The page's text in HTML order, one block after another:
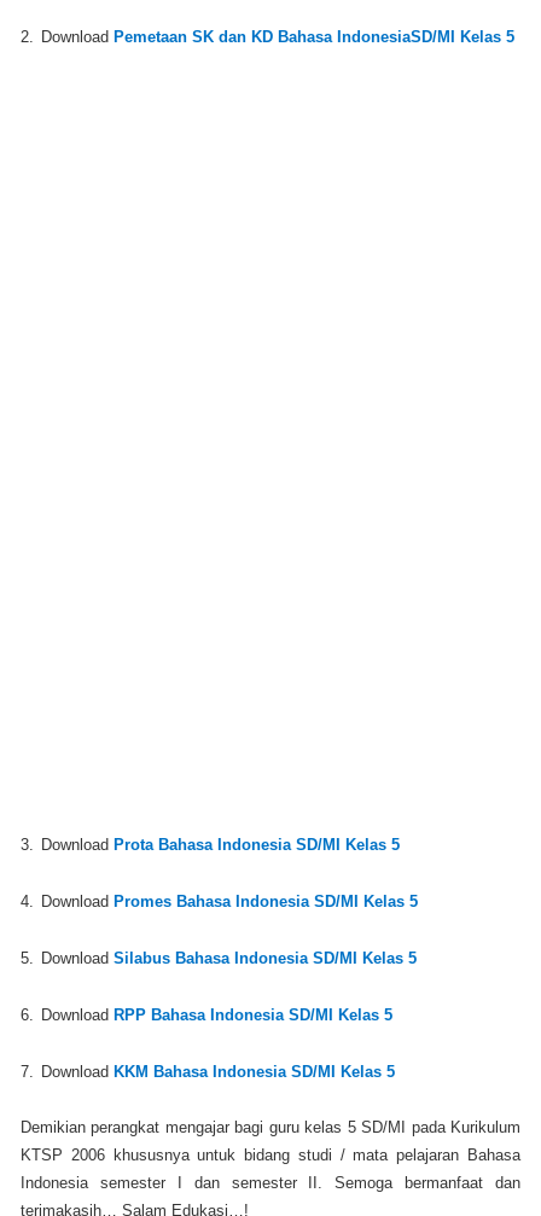
2. Download Pemetaan SK dan KD Bahasa IndonesiaSD/MI Kelas 5
3. Download Prota Bahasa Indonesia SD/MI Kelas 5
4. Download Promes Bahasa Indonesia SD/MI Kelas 5
5. Download Silabus Bahasa Indonesia SD/MI Kelas 5
6. Download RPP Bahasa Indonesia SD/MI Kelas 5
7. Download KKM Bahasa Indonesia SD/MI Kelas 5
Demikian perangkat mengajar bagi guru kelas 5 SD/MI pada Kurikulum
KTSP 2006 khususnya untuk bidang studi / mata pelajaran Bahasa
Indonesia semester I dan semester II. Semoga bermanfaat dan
terimakasih… Salam Edukasi…!